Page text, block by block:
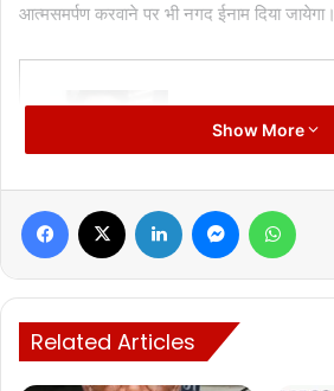
आत्मसमर्पण करवाने पर भी नगद ईनाम दिया जायेगा।
Show More
Facebook LinkedIn Messenger
Related Articles